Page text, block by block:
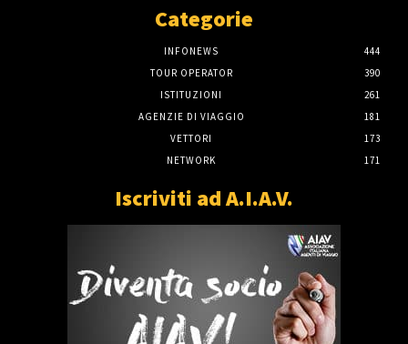
Categorie
INFONEWS
444
TOUR OPERATOR
390
ISTITUZIONI
261
AGENZIE DI VIAGGIO
181
VETTORI
173
NETWORK
171
Iscriviti ad A.I.A.V.